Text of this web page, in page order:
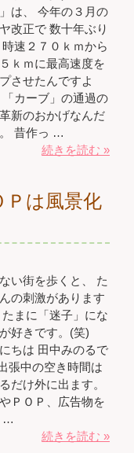
は、 今年の３月の
改正で 数十年ぶり
速２７０ｋｍから
ｋｍに最高速度を
させたんですよ
「カーブ」の通過の
新のおかげなんだ
昔作っ …
続きを読む »
Ｐは風景化
い街を歩くと、 た
の刺激があります
たまに「迷子」にな
好きです。(笑)
ちは 田中みのるで
張中の空き時間は
だけ外に出ます。
ＰＯＰ、広告物を
…
続きを読む »